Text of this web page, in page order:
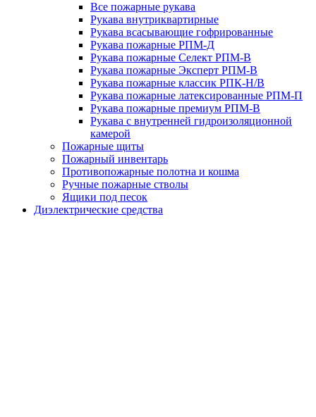
Все пожарные рукава
Рукава внутриквартирные
Рукава всасывающие гофрированные
Рукава пожарные РПМ-Д
Рукава пожарные Селект РПМ-В
Рукава пожарные Эксперт РПМ-В
Рукава пожарные классик РПК-Н/В
Рукава пожарные латексированные РПМ-П
Рукава пожарные премиум РПМ-В
Рукава с внутренней гидроизоляционной
камерой
Пожарные щиты
Пожарный инвентарь
Противопожарные полотна и кошма
Ручные пожарные стволы
Ящики под песок
Диэлектрические средства